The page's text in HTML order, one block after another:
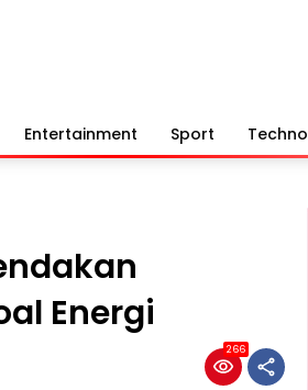
Entertainment Sport Techno
Energi
266